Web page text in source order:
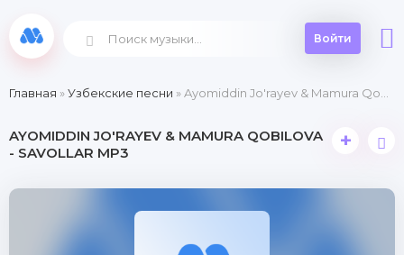
Войти
Главная »Узбекские песни » Ayomiddin Jo'rayev & Mamura Qobilova - Savollar
AYOMIDDIN JO'RAYEV & MAMURA QOBILOVA
- SAVOLLAR MP3
+